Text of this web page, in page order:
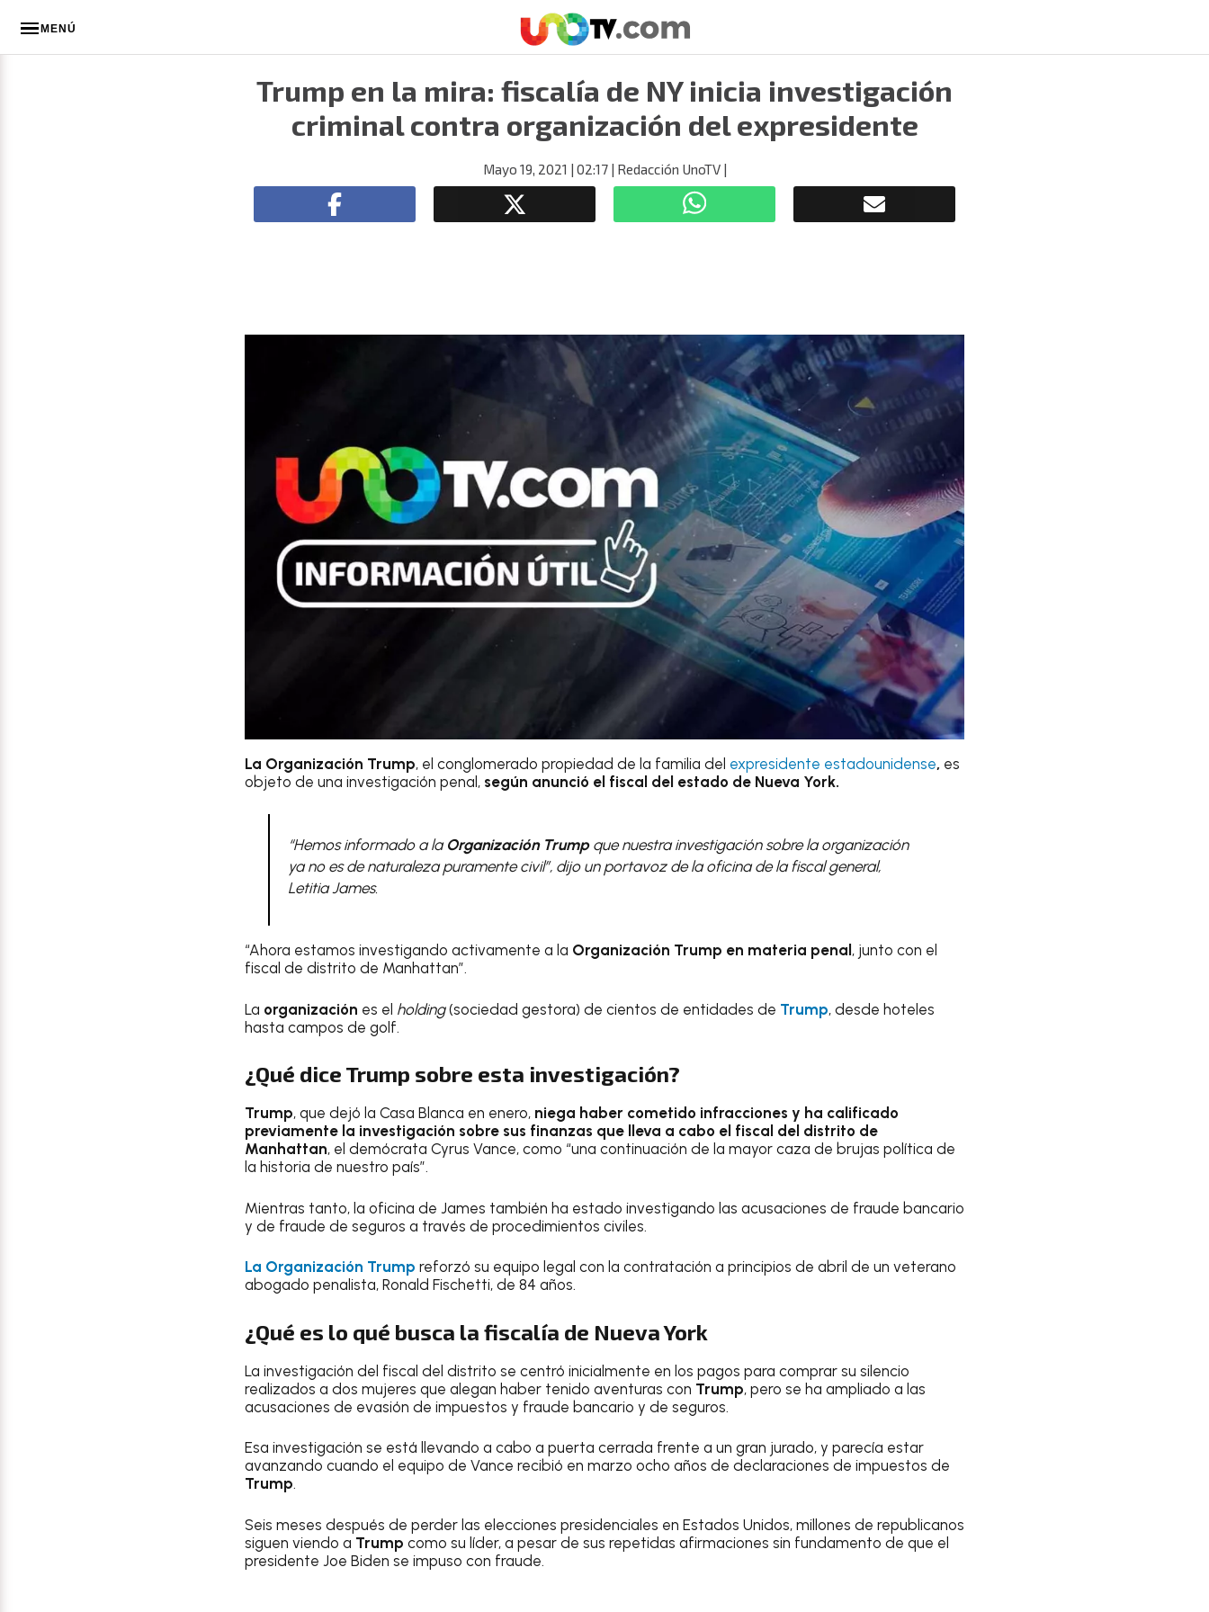
MENÚ
Trump en la mira: fiscalía de NY inicia investigación
criminal contra organización del expresidente
Mayo 19, 2021 | 02:17| Redacción UnoTV|
La Organización Trump, el conglomerado propiedad de la familia del expresidente estadounidense, es
objeto de una investigación penal, según anunció el fiscal del estado de Nueva York.
“Hemos informado a la Organización Trumpque nuestra investigación sobre la organización
ya no es de naturaleza puramente civil”, dijo un portavoz de la oficina de la fiscal general,
Letitia James.
“Ahora estamos investigando activamente a la Organización Trump en materia penal , junto con el
fiscal de distrito de Manhattan”.
La organización es el holding(sociedad gestora) de cientos de entidades de Trump, desde hoteles
hasta campos de golf.
¿Qué dice Trump sobre esta investigación?
Trump, que dejó la Casa Blanca en enero, niega haber cometido infracciones y ha calificado
previamente la investigación sobre sus finanzas que lleva a cabo el fiscal del distrito de
Manhattan, el demócrata Cyrus Vance, como “una continuación de la mayor caza de brujas política de
la historia de nuestro país”.
Mientras tanto, la oficina de James también ha estado investigando las acusaciones de fraude bancario
y de fraude de seguros a través de procedimientos civiles.
La Organización Trump reforzó su equipo legal con la contratación a principios de abril de un veterano
abogado penalista, Ronald Fischetti, de 84 años.
¿Qué es lo qué busca la fiscalía de Nueva York
La investigación del fiscal del distrito se centró inicialmente en los pagos para comprar su silencio
realizados a dos mujeres que alegan haber tenido aventuras con Trump, pero se ha ampliado a las
acusaciones de evasión de impuestos y fraude bancario y de seguros.
Esa investigación se está llevando a cabo a puerta cerrada frente a un gran jurado, y parecía estar
avanzando cuando el equipo de Vance recibió en marzo ocho años de declaraciones de impuestos de
Trump.
Seis meses después de perder las elecciones presidenciales en Estados Unidos, millones de republicanos
siguen viendo a Trump como su líder, a pesar de sus repetidas afirmaciones sin fundamento de que el
presidente Joe Biden se impuso con fraude.